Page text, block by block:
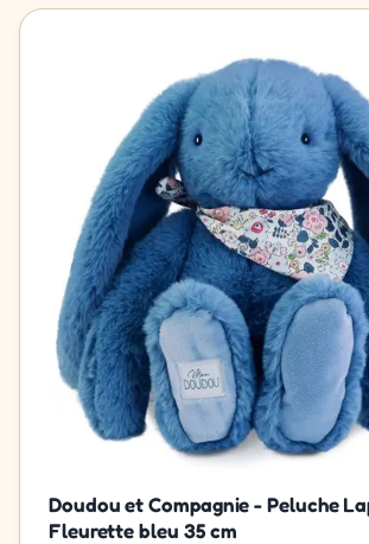
Doudou et Compagnie - Peluche
Fleurette bleu 35 cm